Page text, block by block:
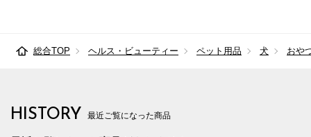
総合TOP ヘルス・ビューティー ペット用品 犬 おや
HISTORY 最近ご覧になった商品